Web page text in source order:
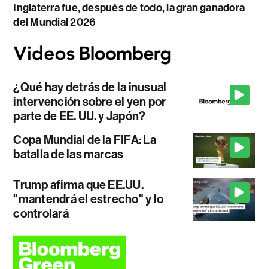
Inglaterra fue, después de todo, la gran ganadora
del Mundial 2026
¿Qué hay detrás de la inusual
intervención sobre el yen por
parte de EE. UU. y Japón?
Copa Mundial de la FIFA: La
batalla de las marcas
Trump afirma que EE.UU.
"mantendrá el estrecho" y lo
controlará